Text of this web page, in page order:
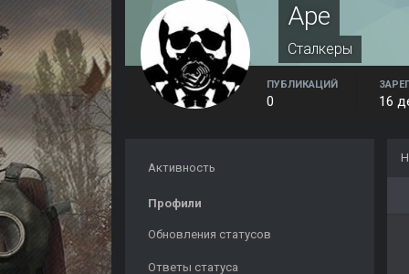
Ape
Сталкеры
ПУБЛИКАЦИЙ
0 16
Активность
Профили
Обновления статусов
Ответы статуса